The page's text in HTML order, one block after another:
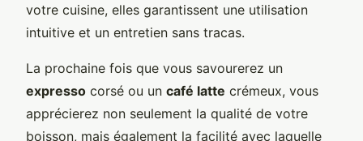
votre cuisine, elles garantissent une utilisation
intuitive et un entretien sans tracas.
La prochaine fois que vous savourerez un
expresso corsé ou un café latte crémeux, vous
apprécierez non seulement la qualité de votre
boisson, mais également la facilité avec laquelle